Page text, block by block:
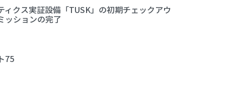
ィクス実証設備「TUSK」の初期チェックアウ
ッションの完了
75